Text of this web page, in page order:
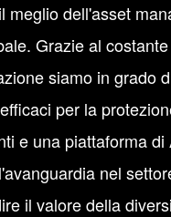
meglio dell'asset
Grazie al
siamo in grado
per la
e una piattaforma di
nel
il valore della